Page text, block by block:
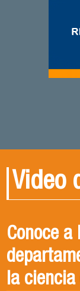
Video
Conoce a
la
Ingeniería